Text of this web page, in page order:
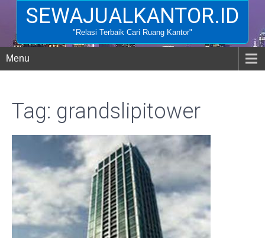
SEWAJUALKANTOR.ID
"Relasi Terbaik Cari Ruang Kantor"
Menu
Tag: grandslipitower